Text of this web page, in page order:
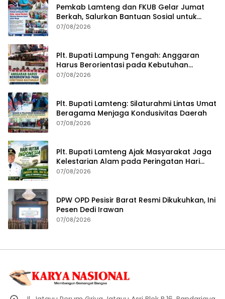
Pemkab Lamteng dan FKUB Gelar Jumat
Berkah, Salurkan Bantuan Sosial untuk
Warga
07/08/2026
Plt. Bupati Lampung Tengah: Anggaran
Harus Berorientasi pada Kebutuhan
Masyarakat
07/08/2026
Plt. Bupati Lamteng: Silaturahmi Lintas Umat
Beragama Menjaga Kondusivitas Daerah
07/08/2026
Plt. Bupati Lamteng Ajak Masyarakat Jaga
Kelestarian Alam pada Peringatan Hari
Hutan Indonesia 2026
07/08/2026
DPW OPD Pesisir Barat Resmi Dikukuhkan, Ini
Pesen Dedi Irawan
07/08/2026